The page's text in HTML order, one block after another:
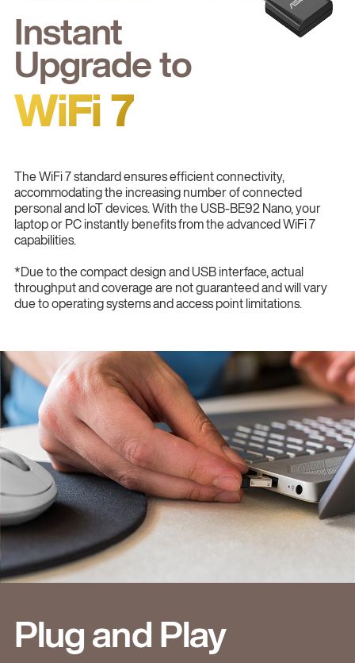
Instant
Upgrade to
WiFi 7
The WiFi 7 standard ensures efficient connectivity,
accommodating the increasing number of connected
personal and IoT devices. With the USB-BE92 Nano, your
laptop or PC instantly benefits from the advanced WiFi 7
capabilities.
*Due to the compact design and USB interface, actual
throughput and coverage are not guaranteed and will vary
due to operating systems and access point limitations.
Plug and Play